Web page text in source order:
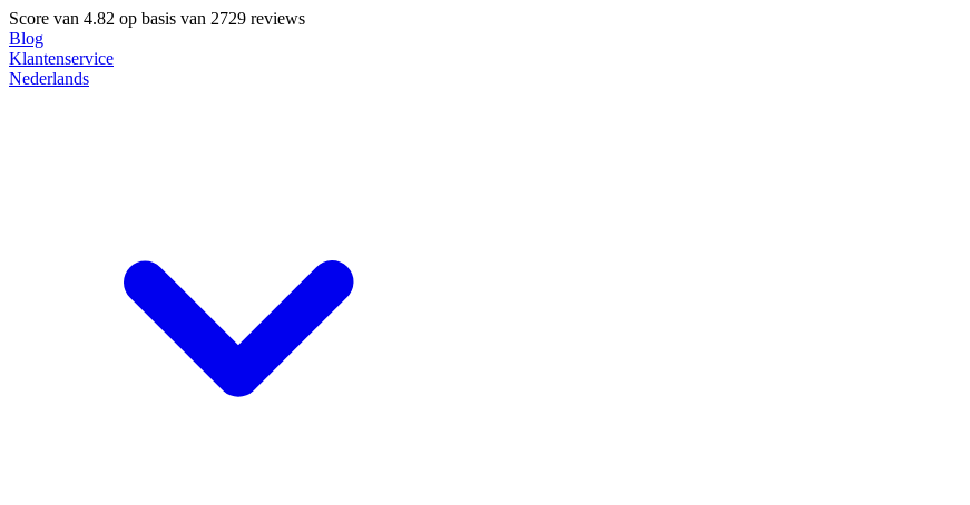
Score van 4.82 op basis van 2729 reviews
Blog
Klantenservice
Nederlands